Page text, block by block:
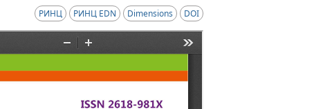
РИНЦ РИНЦ EDN Dimensions DOI